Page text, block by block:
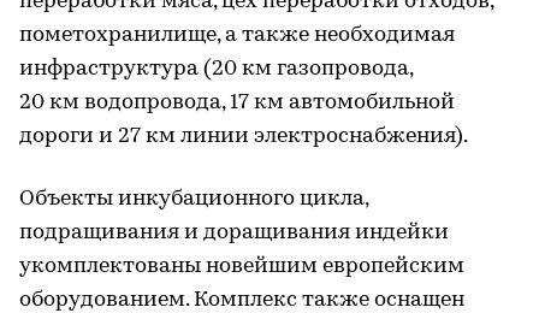
пометохранилище, а также необходимая
инфраструктура (20 км газопровода,
20 км водопровода, 17 км автомобильной
дороги и 27 км линии электроснабжения).
Объекты инкубационного цикла,
подращивания и доращивания индейки
укомплектованы новейшим европейским
оборудованием. Комплекс также оснащен